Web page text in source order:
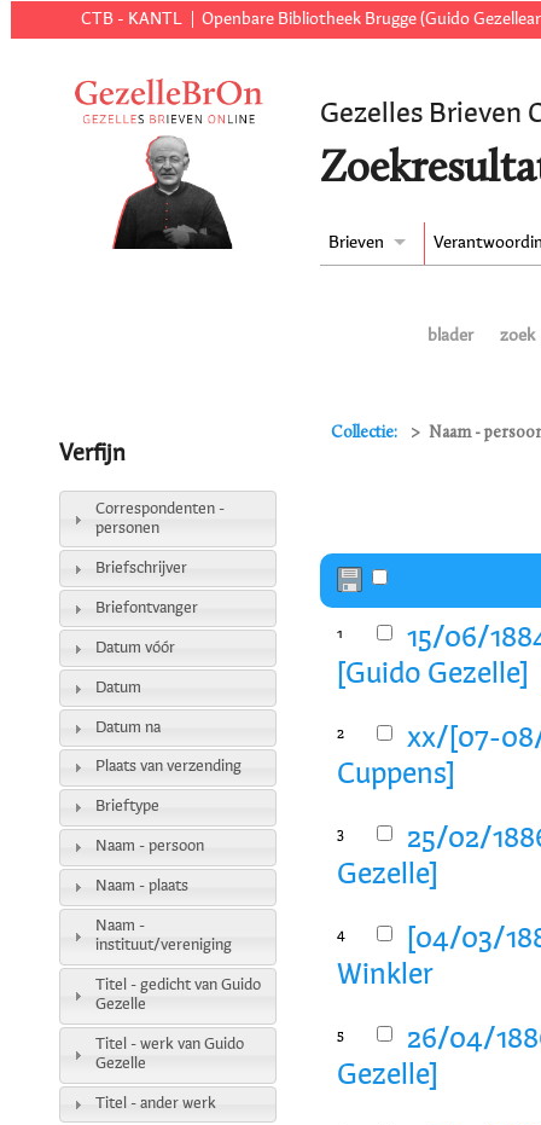
CTB - KANTL Openbare Bibliotheek Brugge (Guido
Gezelles Brieven
Brieven
blader zoek
Collectie: Naam -
1
15/06/
[Guido Gezelle]
2
xx/[07-08/
Cuppens]
3
25/02/
Gezelle]
4
[04/03/
Winkler
5
26/04/
Gezelle]
Verfijn
Correspondenten -
personen
Briefschrijver
Briefontvanger
Datum vóór
Datum
Datum na
Plaats van verzending
Brieftype
Naam - persoon
Naam - plaats
Naam -
instituut/vereniging
Titel - gedicht van Guido
Gezelle
Titel - werk van Guido
Gezelle
Titel - ander werk